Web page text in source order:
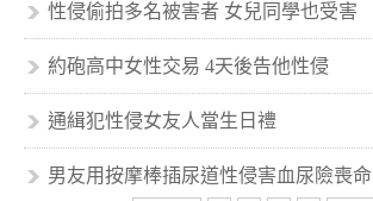
性侵偷拍多名被害者 女兒同學也受害
約砲高中女性交易 4天後告他性侵
通緝犯性侵女友人當生日禮
男友用按摩棒插尿道性侵害血尿險喪命